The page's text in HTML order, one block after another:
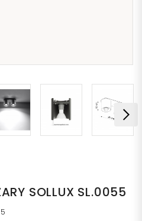
SOLLUX SL.0055